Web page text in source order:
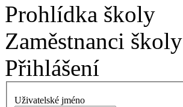
Prohlídka školy
Zaměstnanci školy
Přihlášení
Uživatelské jméno